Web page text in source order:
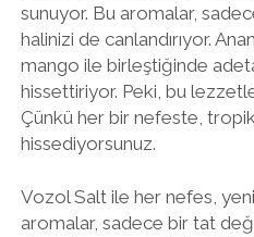
sunuyor. Bu aromalar,
halinizi de canlandırıyor.
mango ile birleştiğinde
hissettiriyor. Peki, bu
Çünkü her bir nefeste, tropik
hissediyorsunuz.
Vozol Salt ile her nefes,
aromalar, sadece bir tat